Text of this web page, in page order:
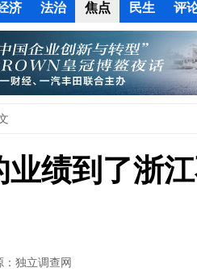
济 法治 焦点 民生 评
绩到了浙
独立调查网